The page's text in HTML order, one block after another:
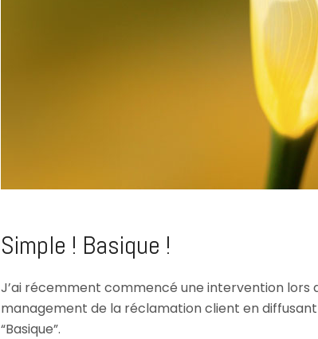
Simple ! Basique !
J’ai récemment commencé une intervention lors
management de la réclamation client en diffusant
“Basique”.